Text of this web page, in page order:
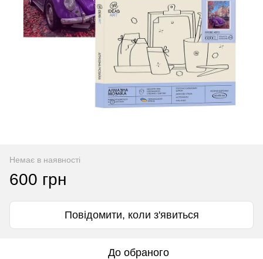
Немає в наявності
600 грн
Повідомити, коли з'явиться
До обраного